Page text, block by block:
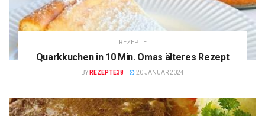
REZEPTE
Quarkkuchen in 10 Min. Omas älteres Rezept
BY REZEPTE38 20 JANUAR 2024